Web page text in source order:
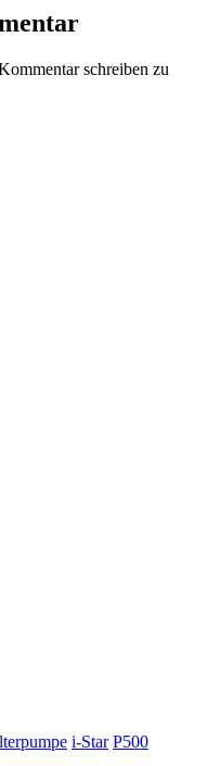
schreiben zu
i-Star P500